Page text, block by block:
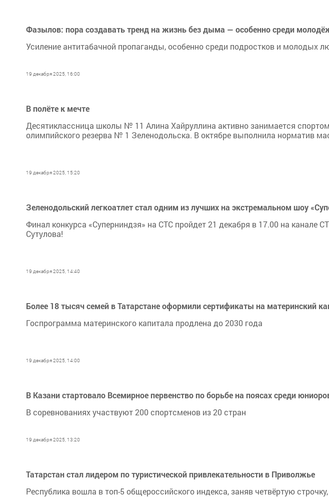
Фазылов: пора создавать тренд на жизнь без дыма — особенно среди
Усиление антитабачной пропаганды, особенно среди подростков и
19 декабря 2025, 16:00
В полёте к мечте
Десятиклассница школы № 11 Алина Хайруллина активно занимается
олимпийского резерва № 1 Зеленодольска. В октябре выполнила норматив
19 декабря 2025, 15:20
Зеленодольский легкоатлет стал одним из лучших на экстремальном шоу
Финал конкурса «Суперниндзя» на СТС пройдет 21 декабря в 17.00 на канале
Сутулова!
19 декабря 2025, 14:40
Более 18 тысяч семей в Татарстане оформили сертификаты на материнский
Госпрограмма материнского капитала продлена до 2030 года
19 декабря 2025, 14:00
В Казани стартовало Всемирное первенство по борьбе на поясах среди
В соревнованиях участвуют 200 спортсменов из 20 стран
19 декабря 2025, 13:20
Татарстан стал лидером по туристической привлекательности в Приволжье
Республика вошла в топ-5 общероссийского индекса, заняв четвёртую